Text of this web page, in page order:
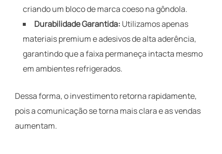
criando um bloco de marca coeso na gôndola.
Durabilidade Garantida: Utilizamos apenas
materiais premium e adesivos de alta aderência,
garantindo que a faixa permaneça intacta mesmo
em ambientes refrigerados.
Dessa forma, o investimento retorna rapidamente,
pois a comunicação se torna mais clara e as vendas
aumentam.